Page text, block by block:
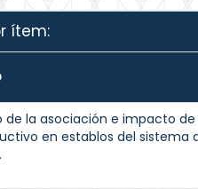
ítem:
de la asociación e impacto
en establos del sistema